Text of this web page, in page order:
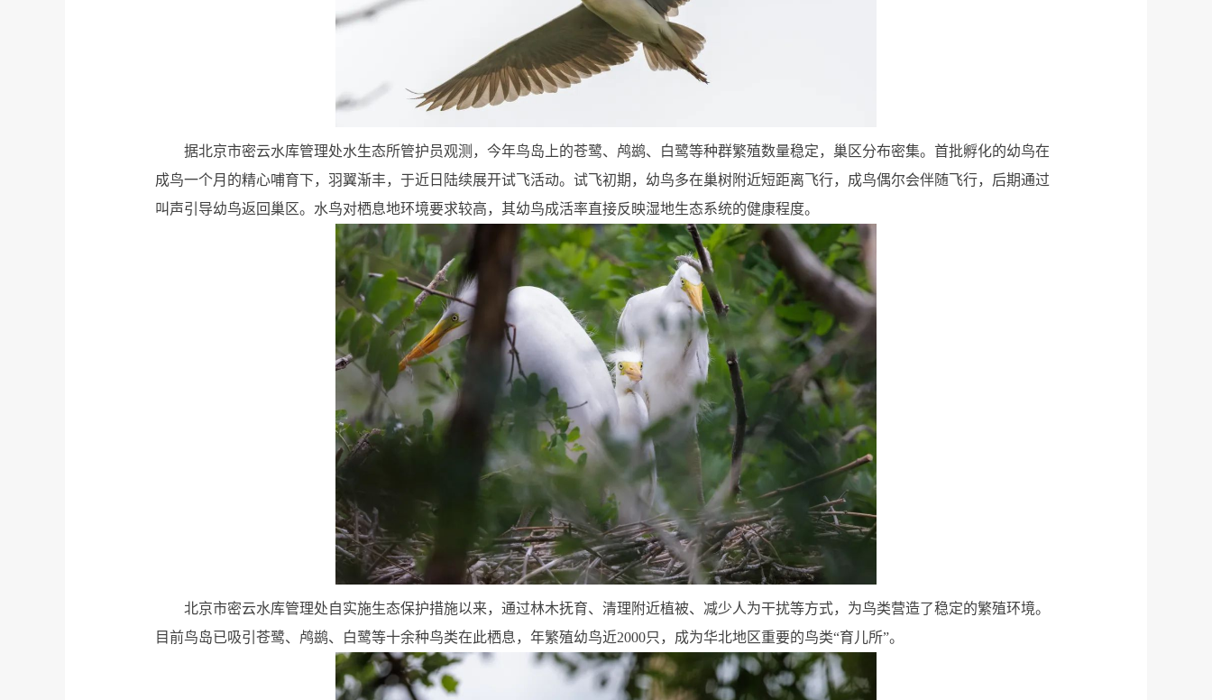
据北京市密云水库管理处水生态所管护员观测，今年鸟岛上的苍鹭、鸬鹚、白鹭等种群繁殖数量稳定，巢区分布密集。首批孵化的幼鸟在
成鸟一个月的精心哺育下，羽翼渐丰，于近日陆续展开试飞活动。试飞初期，幼鸟多在巢树附近短距离飞行，成鸟偶尔会伴随飞行，后期通过
叫声引导幼鸟返回巢区。水鸟对栖息地环境要求较高，其幼鸟成活率直接反映湿地生态系统的健康程度。
北京市密云水库管理处自实施生态保护措施以来，通过林木抚育、清理附近植被、减少人为干扰等方式，为鸟类营造了稳定的繁殖环境。
目前鸟岛已吸引苍鹭、鸬鹚、白鹭等十余种鸟类在此栖息，年繁殖幼鸟近2000只，成为华北地区重要的鸟类“育儿所”。